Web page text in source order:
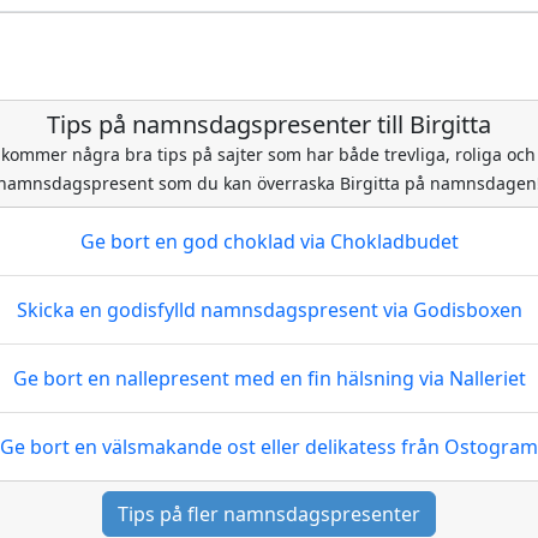
Tips på namnsdagspresenter till Birgitta
några bra tips på sajter som har både trevliga, roliga
som du kan överraska Birgitta på
Ge bort en god choklad via Chokladbudet
Skicka en godisfylld namnsdagspresentvia Godisboxen
Ge bort en nallepresent med en fin hälsning via Nalleriet
Ge bort en välsmakande ost eller delikatess från Ostogram
Tips på fler namnsdagspresenter